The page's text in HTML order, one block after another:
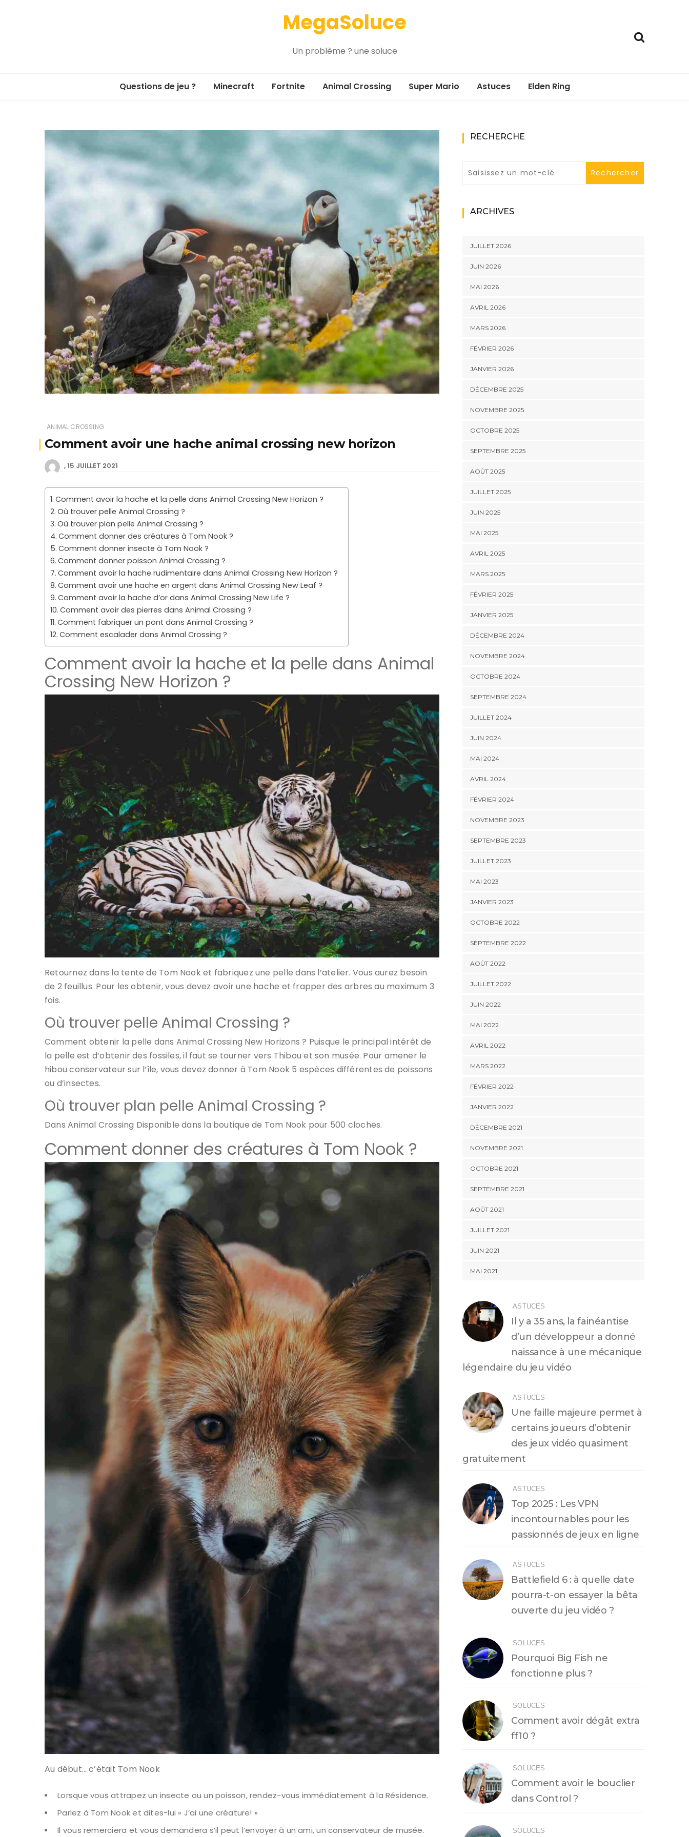
MegaSoluce
Un problème ? une soluce
Questions de jeu ? Minecraft Fortnite Animal Crossing Super Mario Astuces Elden Ring
ANIMAL CROSSING
Comment avoir une hache animal crossing new horizon
15 JUILLET 2021
Comment avoir la hache et la pelle dans Animal Crossing New Horizon ?
Où trouver pelle Animal Crossing ?
Où trouver plan pelle Animal Crossing ?
Comment donner des créatures à Tom Nook ?
Comment donner insecte à Tom Nook ?
Comment donner poisson Animal Crossing ?
Comment avoir la hache rudimentaire dans Animal Crossing New Horizon ?
Comment avoir une hache en argent dans Animal Crossing New Leaf ?
Comment avoir la hache d’or dans Animal Crossing New Life ?
Comment avoir des pierres dans Animal Crossing ?
Comment fabriquer un pont dans Animal Crossing ?
Comment escalader dans Animal Crossing ?
Comment avoir la hache et la pelle dans Animal
Crossing New Horizon ?
Retournez dans la tente de Tom Nook et fabriquez une pelle dans l’atelier. Vous aurez besoin
de 2 feuillus. Pour les obtenir, vous devez avoir une hache et frapper des arbres au maximum 3
fois.
Où trouver pelle Animal Crossing ?
Comment obtenir la pelle dans Animal Crossing New Horizons ? Puisque le principal intérêt de
la pelle est d’obtenir des fossiles, il faut se tourner vers Thibou et son musée. Pour amener le
hibou conservateur sur l’île, vous devez donner à Tom Nook 5 espèces différentes de poissons
ou d’insectes.
Où trouver plan pelle Animal Crossing ?
Dans Animal Crossing Disponible dans la boutique de Tom Nook pour 500 cloches.
Comment donner des créatures à Tom Nook ?
Au début… c’était Tom Nook
Lorsque vous attrapez un insecte ou un poisson, rendez-vous immédiatement à la Résidence.
Parlez à Tom Nook et dites-lui « J’ai une créature! »
Il vous remerciera et vous demandera s’il peut l’envoyer à un ami, un conservateur de musée.
RECHERCHE
ARCHIVES
JUILLET 2026
JUIN 2026
MAI 2026
AVRIL 2026
MARS 2026
FÉVRIER 2026
JANVIER 2026
DÉCEMBRE 2025
NOVEMBRE 2025
OCTOBRE 2025
SEPTEMBRE 2025
AOÛT 2025
JUILLET 2025
JUIN 2025
MAI 2025
AVRIL 2025
MARS 2025
FÉVRIER 2025
JANVIER 2025
DÉCEMBRE 2024
NOVEMBRE 2024
OCTOBRE 2024
SEPTEMBRE 2024
JUILLET 2024
JUIN 2024
MAI 2024
AVRIL 2024
FÉVRIER 2024
NOVEMBRE 2023
SEPTEMBRE 2023
JUILLET 2023
MAI 2023
JANVIER 2023
OCTOBRE 2022
SEPTEMBRE 2022
AOÛT 2022
JUILLET 2022
JUIN 2022
MAI 2022
AVRIL 2022
MARS 2022
FÉVRIER 2022
JANVIER 2022
DÉCEMBRE 2021
NOVEMBRE 2021
OCTOBRE 2021
SEPTEMBRE 2021
AOÛT 2021
JUILLET 2021
JUIN 2021
MAI 2021
ASTUCES
Il y a 35 ans, la fainéantise
d’un développeur a donné
naissance à une mécanique
légendaire du jeu vidéo
ASTUCES
Une faille majeure permet à
certains joueurs d’obtenir
des jeux vidéo quasiment
gratuitement
ASTUCES
Top 2025 : Les VPN
incontournables pour les
passionnés de jeux en ligne
ASTUCES
Battlefield 6 : à quelle date
pourra-t-on essayer la bêta
ouverte du jeu vidéo ?
SOLUCES
Pourquoi Big Fish ne
fonctionne plus ?
SOLUCES
Comment avoir dégât extra
ff10 ?
SOLUCES
Comment avoir le bouclier
dans Control ?
SOLUCES